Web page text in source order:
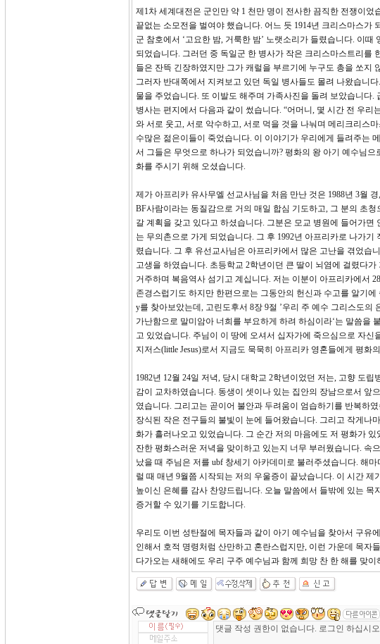
제1차 세계대전은 군인만 약 1 천만 명이 전사한 끔직한 전쟁이
끝없는 소모전을 벌여야 했습니다. 어느 듯 1914년 크리스마스가
군 참호에서 ‘고요한 밤, 거룩한 밤’ 노랫소리가 들렸습니다. 이
되었습니다. 그러던 중 독일군 한 병사가 작은 크리스마스트리를
들은 잔뜩 긴장하였지만 그가 캐럴을 부르기에 누구도 총을 쏘지
그러자 반대쪽에서 지켜보고 있던 독일 병사들도 몰려 나왔습니
물을 주었습니다. 또 이발도 해주며 가족사진을 돌려 보았습니다
병사는 편지에서 다음과 같이 썼습니다. “어머니, 몇 시간 전 우
와 서로 웃고, 서로 악수하고, 서로 먹을 것을 나눠며 메리크리스
수많은 젊은이들이 죽었습니다. 이 이야기가 우리에게 들려주는
서 그들은 무엇으로 하나가 되었습니까? 평화의 왕 아기 예수님
화를 주시기 위해 오셨습니다.
제가 아프리카 유사무엘 선교사님을 처음 만난 것은 1988년 3월
BF사람이라는 동질감으로 거의 매일 합심 기도하고, 그 분의 초
갈 계획을 갖고 있다고 하셨습니다. 그분은 모교 병원에 들어가
는 무의촌으로 가게 되었습니다. 그 후 1992년 아프리카로 나가
렸습니다. 그 후 유선교사님은 아프리카에서 많은 고난을 겪었습
고생을 하였습니다. 초등학교 2학년이던 큰 딸이 뇌염에 걸렸다
거주하며 복음역사 섬기고 계십니다. 저는 이분이 아프리카에서
존경스럽기도 하지만 한편으로는 그동안의 헌신과 수고를 알기
y를 찾아보았는데, 고린도후서 8장 9절 ’우리 주 예수 그리스도
가난함으로 말미암아 너희를 부요하게 하려 하심이라‘는 말씀을
고 있었습니다. 주님이 이 땅에 오셔서 십자가에 죽으심으로 자
지저스(little Jesus)로서 지금도 묵묵히 아프리카 영혼들에게 평화
1982년 12월 24일 저녁, 당시 대학교 2학년이었던 저는, 고향 도
감이 교차하였습니다. 동생이 셋이나 있는 집안의 장남으로서 앞
였습니다. 그리고는 곧이어 불안과 두려움이 엄습하기를 반복하
장식된 작은 전구들의 불빛이 눈에 들어왔습니다. 그리고 작게나
화가 흘러나오고 있었습니다. 그 순간 저의 마음에도 저 평화가
잔한 평화스러운 저녁을 맞이하고 있는지 너무 부러웠습니다. 속
났을 때 주님은 저를 ubf 창세기 아카데미로 불러주셨습니다. 해
럴 때 매년 9월쯤 시작되는 저의 우울증이 끝났습니다. 이 시간
높이신 은혜를 감사 찬양드립니다. 오늘 말씀에서 들밖에 있는
증거할 수 있기를 기도합니다.
우리도 이번 성탄절에 목자들과 같이 아기 예수님을 찾아서 구유
인해서 호적 명령처럼 산만하고 혼란스럽지만, 이런 가운데 목자
다가오는 새해에도 우리 구주 예수님과 함께 희망 찬 한 해를 맞